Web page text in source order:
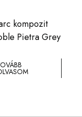
kompozit
Pietra Grey